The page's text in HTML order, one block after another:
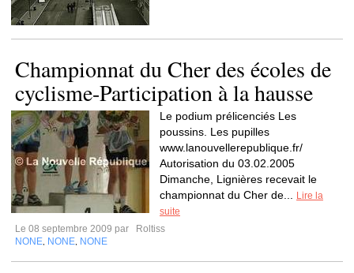
Championnat du Cher des écoles de
cyclisme-Participation à la hausse
Le podium prélicenciés Les
poussins. Les pupilles
www.lanouvellerepublique.fr/
Autorisation du 03.02.2005
Dimanche, Lignières recevait le
championnat du Cher de...
Lire la
suite
Le 08 septembre 2009 par
Roltiss
NONE NONE NONE